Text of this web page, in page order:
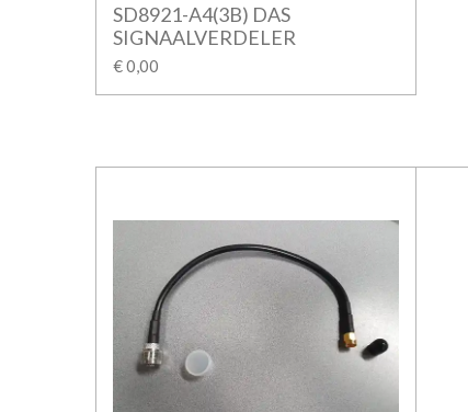
SD8921-A4(3B) DAS
SIGNAALVERDELER
€ 0,00